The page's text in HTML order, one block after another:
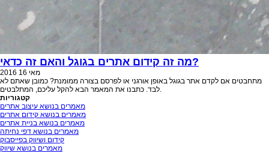
מה זה קידום אתרים בגוגל והאם זה כדאי?
מאי 16
2016
מתחבטים אם לקדם אתר בגוגל באופן אורגני או לפרסם בצורה ממומנת? כמובן שאתם לא
לבד. כתבנו את המאמר הבא להקל עליכם, המתלבטים.
קטגוריות
מאמרים בנושא עיצוב אתרים
מאמרים בנושא קידום אתרים
מאמרים בנושא בניית אתרים
מאמרים בנושא דפי נחיתה
קידום ושיווק בפייסבוק
מאמרים בנושא שיווק